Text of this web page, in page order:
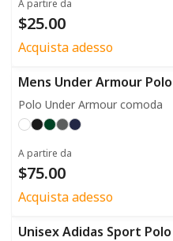
A partire da
$25.00
Acquista adesso
Mens Under Armour
Polo Under Armour comoda
A partire da
$75.00
Acquista adesso
Unisex Adidas Sport